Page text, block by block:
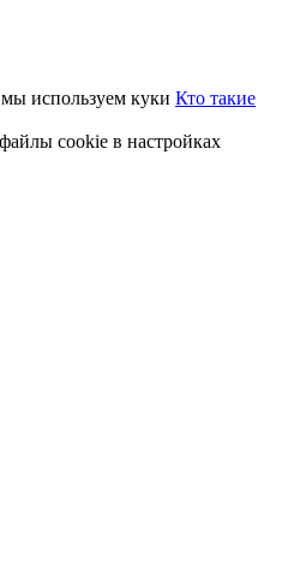
используем куки Кто такие
cookie в настройках